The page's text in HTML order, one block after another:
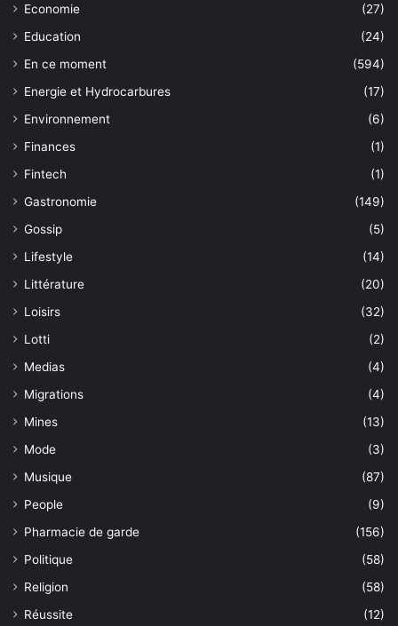
Economie
(27)
Education
(24)
En ce moment
(594)
Energie et Hydrocarbures
(17)
Environnement
(6)
Finances
(1)
Fintech
(1)
Gastronomie
(149)
Gossip
(5)
Lifestyle
(14)
Littérature
(20)
Loisirs
(32)
Lotti
(2)
Medias
(4)
Migrations
(4)
Mines
(13)
Mode
(3)
Musique
(87)
People
(9)
Pharmacie de garde
(156)
Politique
(58)
Religion
(58)
Réussite
(12)